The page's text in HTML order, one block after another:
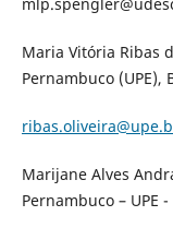
Maria Vitória Ribas
Pernambuco (UPE),
Marijane Alves
Pernambuco – UPE